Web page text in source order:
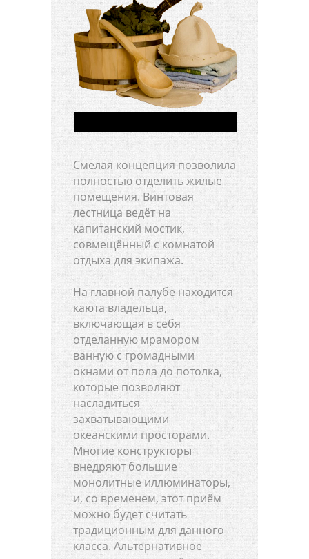
Смелая концепция позволила
полностью отделить жилые
помещения. Винтовая
лестница ведёт на
капитанский мостик,
совмещённый с комнатой
отдыха для экипажа.
На главной палубе находится
каюта владельца,
включающая в себя
отделанную мрамором
ванную с громадными
окнами от пола до потолка,
которые позволяют
насладиться
захватывающими
океанскими просторами.
Многие конструкторы
внедряют большие
монолитные иллюминаторы,
и, со временем, этот приём
можно будет считать
традиционным для данного
класса. Альтернативное